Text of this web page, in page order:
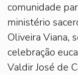
comunidade
ministério
Oliveira Viana,
celebração
Valdir José de